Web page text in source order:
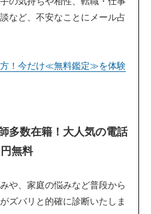
など、不安なことにメール占
方！今だけ≪無料鑑定≫を体験
多数在籍！大人気の電話
無料
や、家庭の悩みなど普段から
ズバリと的確に診断いたしま